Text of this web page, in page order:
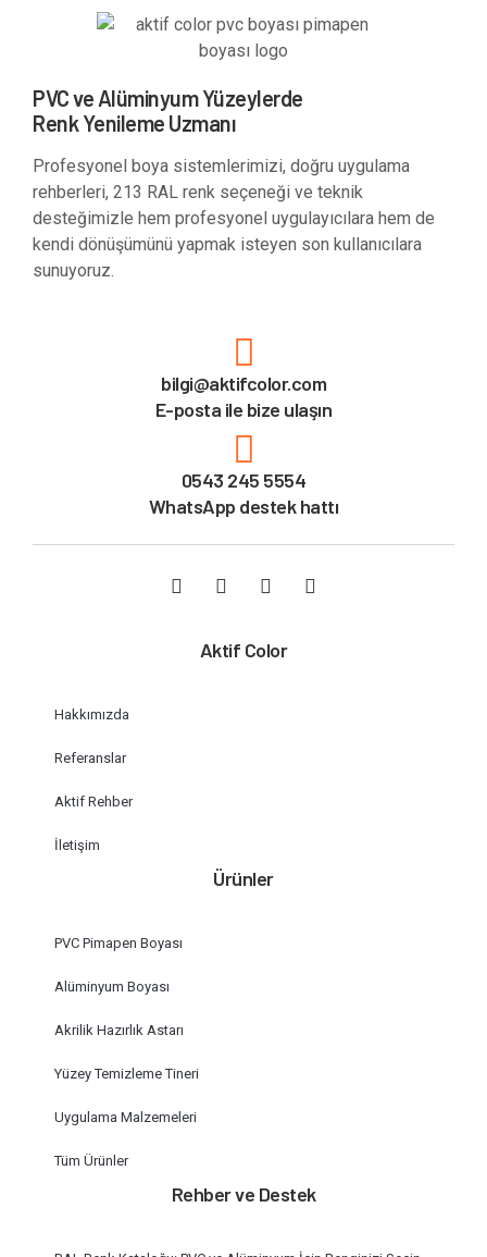
PVC ve Alüminyum Yüzeylerde
Renk Yenileme Uzmanı
Profesyonel boya sistemlerimizi, doğru uygulama
rehberleri, 213 RAL renk seçeneği ve teknik
desteğimizle hem profesyonel uygulayıcılara hem de
kendi dönüşümünü yapmak isteyen son kullanıcılara
sunuyoruz.
bilgi@aktifcolor.com
E-posta ile bize ulaşın
0543 245 5554
WhatsApp destek hattı
Aktif Color
Hakkımızda
Referanslar
Aktif Rehber
İletişim
Ürünler
PVC Pimapen Boyası
Alüminyum Boyası
Akrilik Hazırlık Astarı
Yüzey Temizleme Tineri
Uygulama Malzemeleri
Tüm Ürünler
Rehber ve Destek